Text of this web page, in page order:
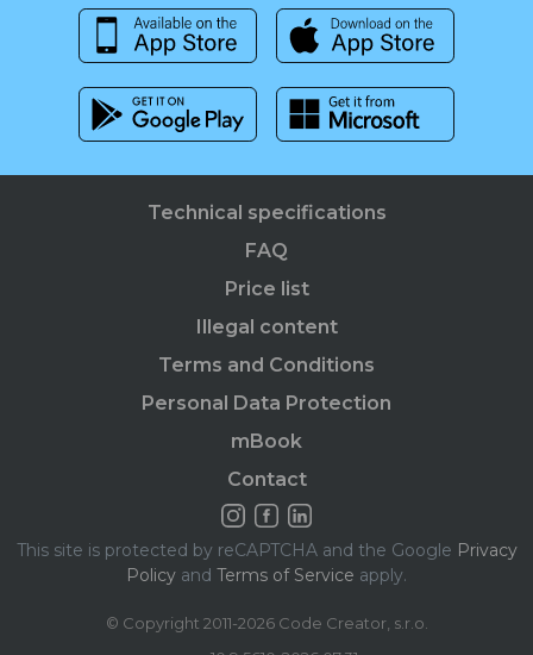
Technical specifications
FAQ
Price list
Illegal content
Terms and Conditions
Personal Data Protection
mBook
Contact
This site is protected by reCAPTCHA and the Google Privacy
Policy and Terms of Service apply.
© Copyright 2011-2026 Code Creator, s.r.o.